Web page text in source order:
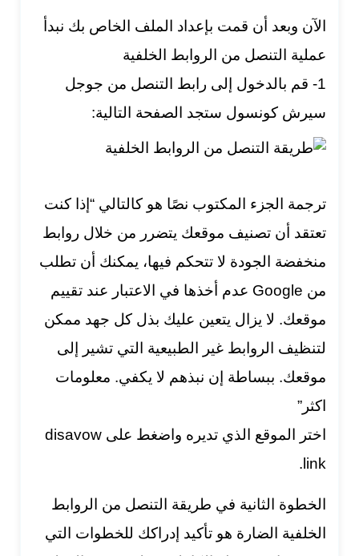
الآن وبعد أن قمت بإعداد الملف الخاص بك نبدأ
عملية التنصل من الروابط الخلفية
1- قم بالدخول إلى
رابط التنصل من جوجل
سيرش كونسول ستجد الصفحة التالية:
ترجمة الجزء المكتوب نصًا هو كالتالي “إذا كنت
تعتقد أن تصنيف موقعك يتضرر من خلال روابط
منخفضة الجودة لا تتحكم فيها، يمكنك أن تطلب
من Google عدم أخذها في الاعتبار عند تقييم
موقعك. لا يزال يتعين عليك بذل كل جهد ممكن
لتنظيف الروابط غير الطبيعية التي تشير إلى
موقعك. ببساطة إن نبذهم لا يكفي. معلومات
اكثر”
اختر الموقع الذي تديره واضغط على disavow
link.
الخطوة الثانية في طريقة التنصل من الروابط
الخلفية الضارة هو تأكيد إدراكك للخطوات التي